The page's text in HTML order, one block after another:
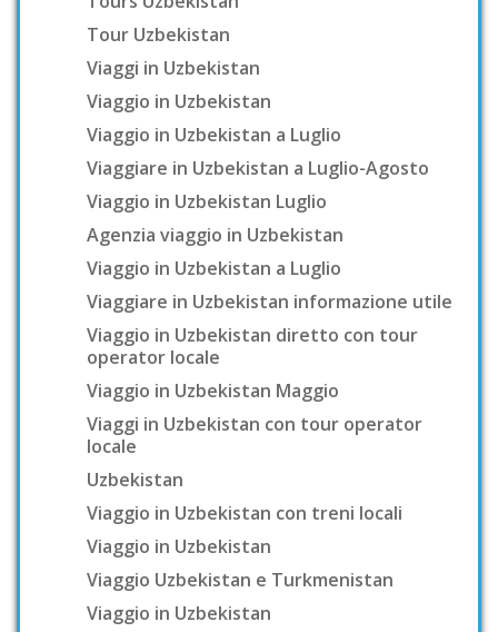
Tour Uzbekistan
Viaggi in Uzbekistan
Viaggio in Uzbekistan
Viaggio in Uzbekistan a Luglio
Viaggiare in Uzbekistan a Luglio-Agosto
Viaggio in Uzbekistan Luglio
Agenzia viaggio in Uzbekistan
Viaggio in Uzbekistan a Luglio
Viaggiare in Uzbekistan informazione utile
Viaggio in Uzbekistan diretto con tour
operator locale
Viaggio in Uzbekistan Maggio
Viaggi in Uzbekistan con tour operator
locale
Uzbekistan
Viaggio in Uzbekistan con treni locali
Viaggio in Uzbekistan
Viaggio Uzbekistan e Turkmenistan
Viaggio in Uzbekistan